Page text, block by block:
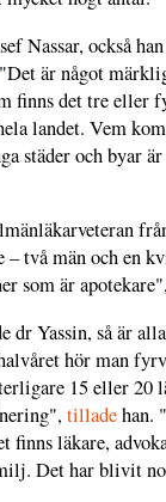
Nassar, också
är något
finns det tre eller
landet. Vem
städer och byar
två män och en
som är
dr Yassin, så är
hör man
15 eller 20
tilladehan.
finns läkare,
Det har blivit